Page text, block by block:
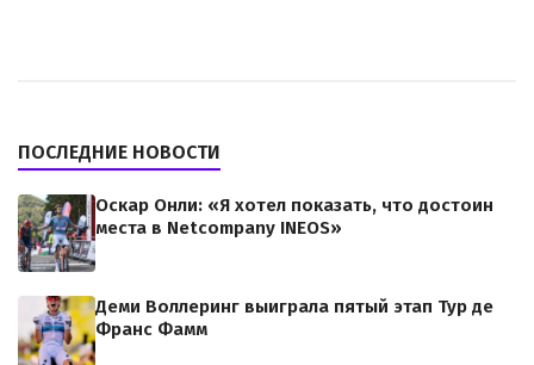
ПОСЛЕДНИЕ НОВОСТИ
Оскар Онли: «Я хотел показать, что достоин
места в Netcompany INEOS»
Деми Воллеринг выиграла пятый этап Тур де
Франс Фамм